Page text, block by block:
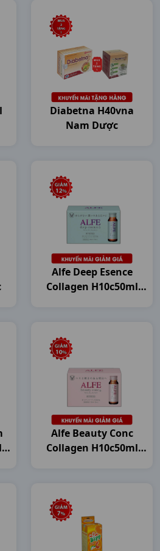
Diabetna H40vna
Nam Dược
Alfe Deep Esence
Collagen H10c50ml
Alfe Beauty Conc
Collagen H10c50ml